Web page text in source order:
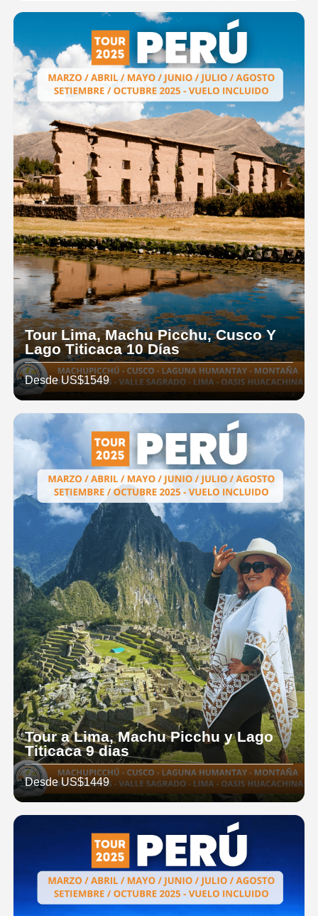
Tour Lima, Machu Picchu, Cusco Y
Lago Titicaca 10 Días
Desde US$1549
Tour a Lima, Machu Picchu y Lago
Titicaca 9 dias
Desde US$1449